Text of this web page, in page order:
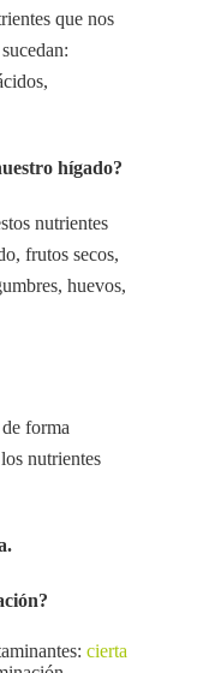
que nos
hígado?
nutrientes
frutos secos,
huevos,
forma
nutrientes
cierta